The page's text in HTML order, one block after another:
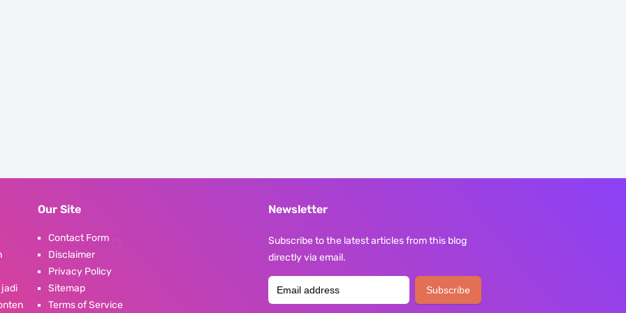
jadi
Our Site
Contact Form
Disclaimer
Privacy Policy
Sitemap
Terms of Service
Newsletter
Subscribe to the latest articles from this blog
directly via email.